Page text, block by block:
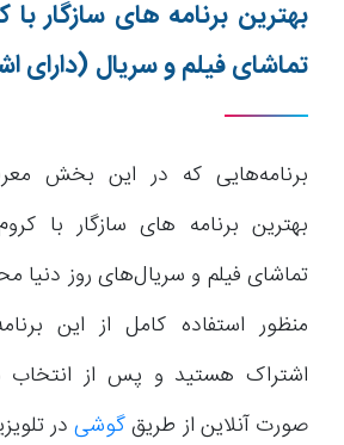
بهترین برنامه های سازگار
تماشای فیلم و سریال (دارای
برنامه‌هایی که در این بخش
بهترین برنامه های سازگار با
تماشای فیلم و سریال‌های روز
منظور استفاده کامل از این
اشتراک هستید و پس از انتخاب
صورت آنلاین از طریقگوشی در